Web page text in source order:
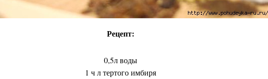
Рецепт:
0,5л воды
1 ч л тертого имбиря